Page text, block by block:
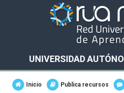
UNIVERSIDAD
Inicio Publica recursos